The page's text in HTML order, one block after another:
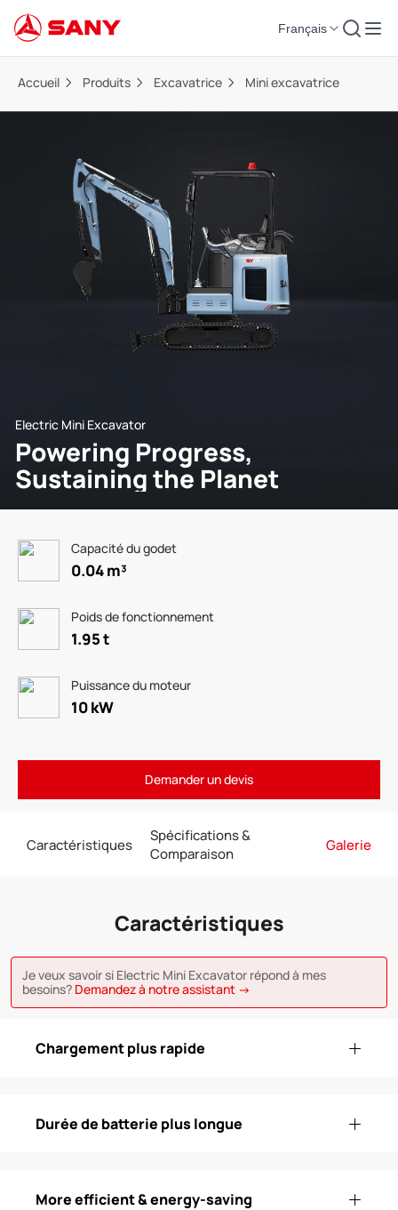
Français
Accueil Produits Excavatrice Mini excavatrice
Electric Mini Excavator
Powering Progress,
Sustaining the Planet
Capacité du godet
0.04 m³
Poids de fonctionnement
1.95 t
Puissance du moteur
10 kW
Demander un devis
Caractéristiques
Spécifications &
Comparaison
Galerie
Caractéristiques
Je veux savoir si Electric Mini Excavator répond à mes
besoins? Demandez à notre assistant →
Chargement plus rapide
Durée de batterie plus longue
More efficient & energy-saving